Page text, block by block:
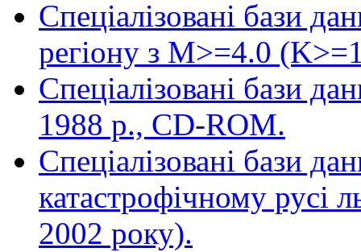
Спеціалізовані бази
регіону з M>=4.0
Спеціалізовані бази
1988 р., CD-ROM.
Спеціалізовані бази
катастрофічному русі
2002 року).